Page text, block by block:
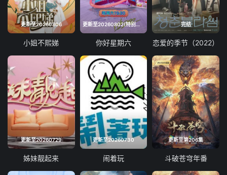
更新至20260806
小姐不熙娣
更新至20260802(特别企划)
你好星期六
完结
恋爱的季节（2022）
更新至20260729
姊妹靓起来
更新至20260730
闹着玩
更新至第206集
斗破苍穹年番